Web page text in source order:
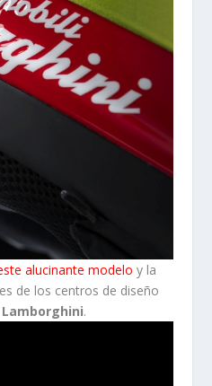
alucinante modelo y la
de los centros de diseño
Lamborghini.